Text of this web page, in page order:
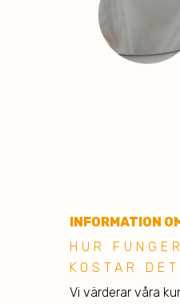
INFORMATION
HUR FU
KOSTAR
Vi värderar våra